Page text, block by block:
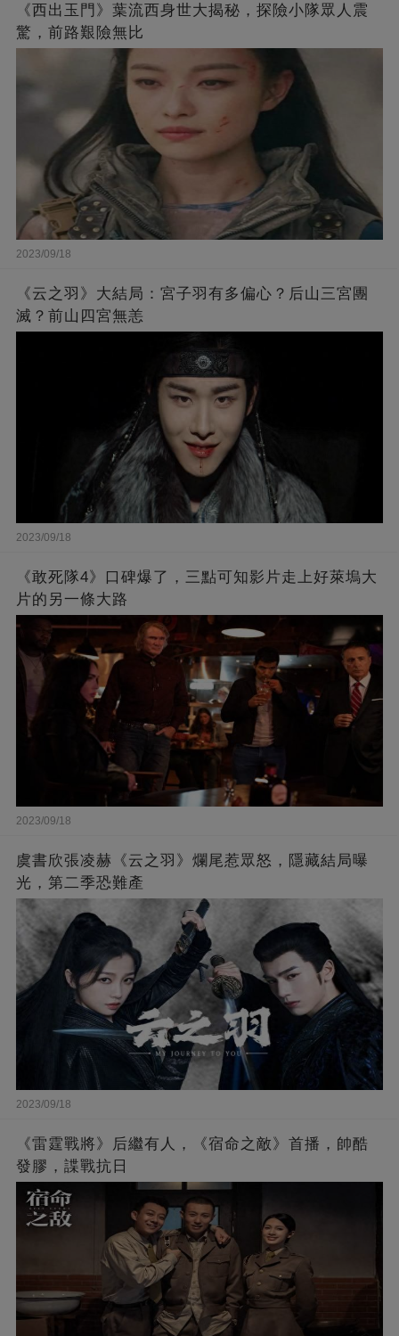
《西出玉門》葉流西身世大揭秘，探險小隊眾人震
驚，前路艱險無比
2023/09/18
《云之羽》大結局：宮子羽有多偏心？后山三宮團
滅？前山四宮無恙
2023/09/18
《敢死隊4》口碑爆了，三點可知影片走上好萊塢大
片的另一條大路
2023/09/18
虞書欣張凌赫《云之羽》爛尾惹眾怒，隱藏結局曝
光，第二季恐難產
2023/09/18
《雷霆戰將》后繼有人，《宿命之敵》首播，帥酷
發膠，諜戰抗日